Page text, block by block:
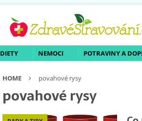
DIETY NEMOCI POTRAVINY A
HOME povahové rysy
povahové rysy